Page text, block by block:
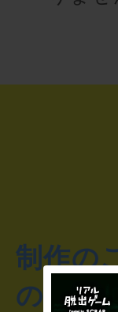
制作の
のお客